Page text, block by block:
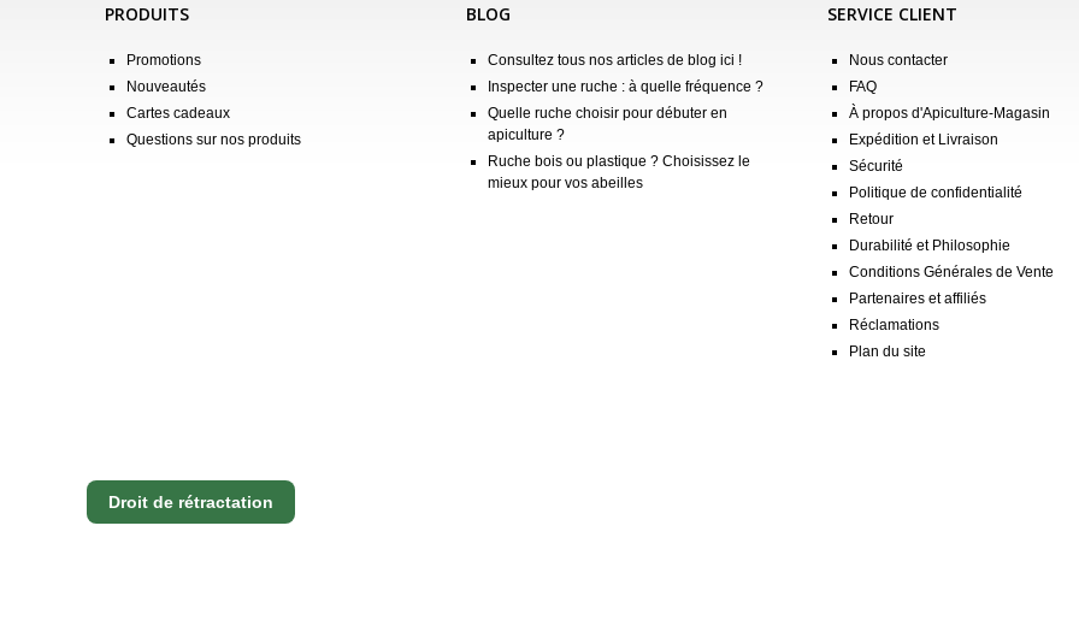
PRODUITS
Promotions
Nouveautés
Cartes cadeaux
Questions sur nos produits
BLOG
Consultez tous nos articles de blog ici !
Inspecter une ruche : à quelle fréquence ?
Quelle ruche choisir pour débuter en
apiculture ?
Ruche bois ou plastique ? Choisissez le
mieux pour vos abeilles
SERVICE CLIENT
Nous contacter
FAQ
À propos d'Apiculture-Magasin
Expédition et Livraison
Sécurité
Politique de confidentialité
Retour
Durabilité et Philosophie
Conditions Générales de Vente
Partenaires et affiliés
Réclamations
Plan du site
Droit de rétractation